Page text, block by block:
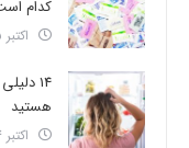
کدام
اکتبر 25, 2024
14
هستید
اکتبر 24, 2024